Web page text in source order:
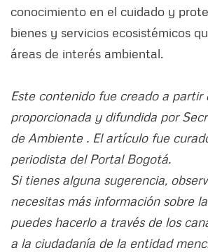
conocimiento en el cuidado y
bienes y servicios ecosistémicos
áreas de interés ambiental.
Este contenido fue creado a partir
proporcionada y difundida por
de Ambiente . El artículo fue
periodista del Portal Bogotá.
Si tienes alguna sugerencia,
necesitas más información sobre
puedes hacerlo a través de los
a la ciudadanía de la entidad